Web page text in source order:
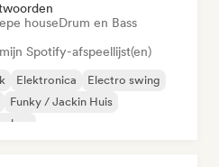
houseDrum en Bass
Spotify-afspeellijst(en)
Elektronica
Electro swing
Funky / Jackin Huis